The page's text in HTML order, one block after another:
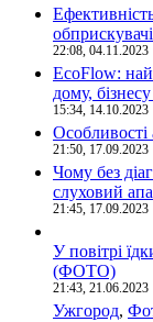
22:08, 04.11.2023
EcoFlow:
дому,
15:34, 14.10.2023
Особливості
21:50, 17.09.2023
Чому без
слуховий
21:45, 17.09.2023
У повітрі
(ФОТО)
21:43, 21.06.2023
Ужгород,